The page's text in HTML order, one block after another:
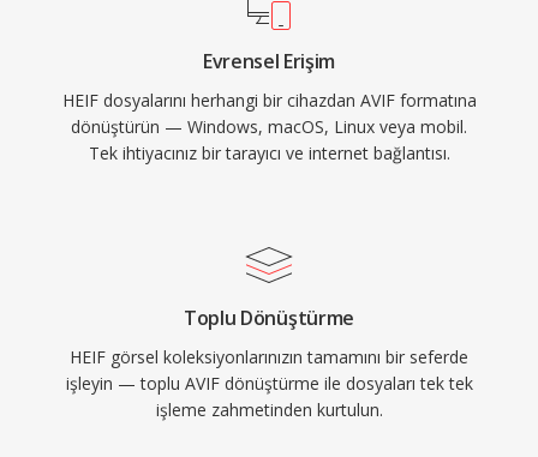
Evrensel Erişim
HEIF dosyalarını herhangi bir cihazdan AVIF formatına
dönüştürün — Windows, macOS, Linux veya mobil.
Tek ihtiyacınız bir tarayıcı ve internet bağlantısı.
Toplu Dönüştürme
HEIF görsel koleksiyonlarınızın tamamını bir seferde
işleyin — toplu AVIF dönüştürme ile dosyaları tek tek
işleme zahmetinden kurtulun.